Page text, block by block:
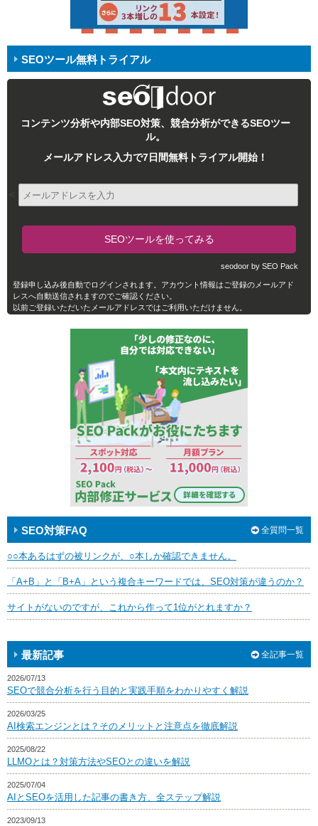
SEOツール無料トライアル
コンテンツ分析や内部SEO対策、競合分析ができるSEOツー
ル。
メールアドレス入力で7日間無料トライアル開始！
seodoor by SEO Pack
登録申し込み後自動でログインされます。アカウント情報はご登録のメールアド
レスへ自動送信されますのでご確認ください。
以前ご登録いただいたメールアドレスではご利用いただけません。
SEO対策FAQ 全質問一覧
○○本あるはずの被リンクが、○本しか確認できません。
「A+B」と「B+A」という複合キーワードでは、SEO対策が違うのか？
サイトがないのですが、これから作って1位がとれますか？
最新記事 全記事一覧
2026/07/13
SEOで競合分析を行う目的と実践手順をわかりやすく解説
2026/03/25
AI検索エンジンとは？そのメリットと注意点を徹底解説
2025/08/22
LLMOとは？対策方法やSEOとの違いを解説
2025/07/04
AIとSEOを活用した記事の書き方、全ステップ解説
2023/09/13